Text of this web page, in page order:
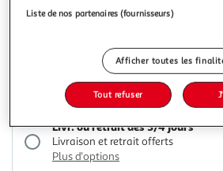
Plus d'options
Vendu par ASD
Livr. ou retrait dès 3/4 jours
Livraison et retrait offerts
Plus d'options
Liste de nos partenaires (fournisseurs)
Afficher toutes les
Tout refuser